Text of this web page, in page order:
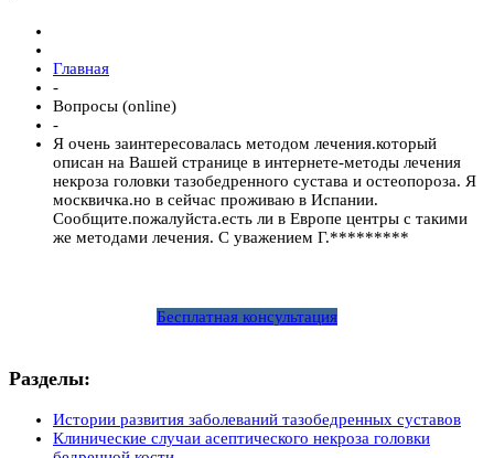
Главная
-
Вопросы (online)
-
Я очень заинтересовалась методом лечения.который
описан на Вашей странице в интернете-методы лечения
некроза головки тазобедренного сустава и остеопороза. Я
москвичка.но в сейчас проживаю в Испании.
Сообщите.пожалуйста.есть ли в Европе центры с такими
же методами лечения. С уважением Г.*********
Бесплатная консультация
Разделы:
Истории развития заболеваний тазобедренных суставов
Клинические случаи асептического некроза головки